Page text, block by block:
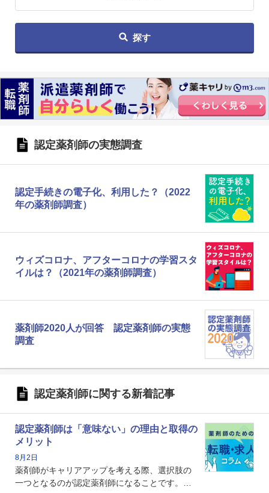
探す
認定薬剤師の実態調査
認定手続きの電子化、利用した？（2022
年の薬剤師調査）
ウィズコロナ、アフターコロナの学習スタ
イルは？（2021年の薬剤師調査）
薬剤師2020人が回答 認定薬剤師の実態
調査
認定薬剤師に関する新着記事
認定薬剤師は「意味ない」の理由と取得の
メリット
8月2日
薬剤師がキャリアアップを考える際、選択肢の
一つとなるのが認定薬剤師になることです。し